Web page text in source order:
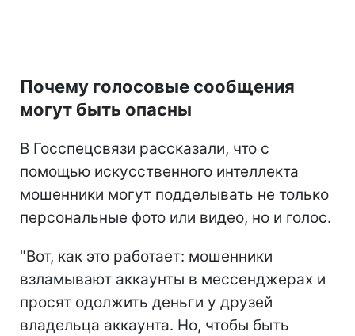
Почему голосовые сообщения
могут быть опасны
В Госспецсвязи рассказали, что с
помощью искусственного интеллекта
мошенники могут подделывать не только
персональные фото или видео, но и голос.
"Вот, как это работает: мошенники
взламывают аккаунты в мессенджерах и
просят одолжить деньги у друзей
владельца аккаунта. Но, чтобы быть